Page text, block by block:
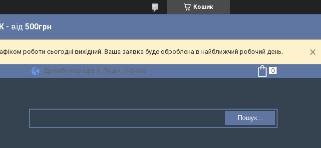
Кошик
- від 500грн
роботи сьогодні вихідний. Ваша заявка буде оброблена в найближчий робочий день.
Дружби Народів 6, Луцьк, Україна
Пошук...